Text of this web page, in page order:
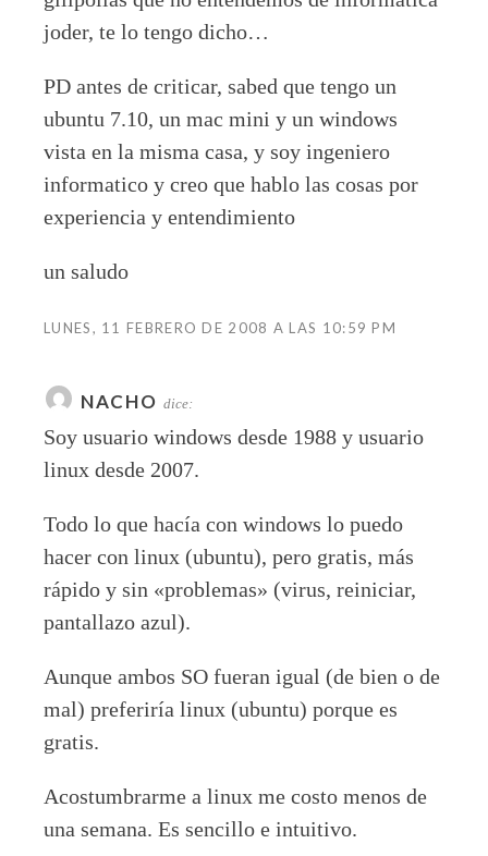
joder, te lo tengo dicho…
PD antes de criticar, sabed que tengo un
ubuntu 7.10, un mac mini y un windows
vista en la misma casa, y soy ingeniero
informatico y creo que hablo las cosas por
experiencia y entendimiento
un saludo
LUNES, 11 FEBRERO DE 2008 A LAS 10:59 PM
NACHO dice:
Soy usuario windows desde 1988 y usuario
linux desde 2007.
Todo lo que hacía con windows lo puedo
hacer con linux (ubuntu), pero gratis, más
rápido y sin «problemas» (virus, reiniciar,
pantallazo azul).
Aunque ambos SO fueran igual (de bien o de
mal) preferiría linux (ubuntu) porque es
gratis.
Acostumbrarme a linux me costo menos de
una semana. Es sencillo e intuitivo.